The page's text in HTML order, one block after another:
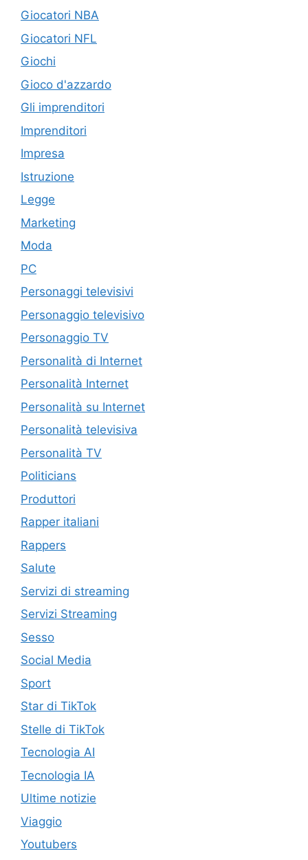
Giocatori NBA
Giocatori NFL
Giochi
Gioco d'azzardo
Gli imprenditori
Imprenditori
Impresa
Istruzione
Legge
Marketing
Moda
PC
Personaggi televisivi
Personaggio televisivo
Personaggio TV
Personalità di Internet
Personalità Internet
Personalità su Internet
Personalità televisiva
Personalità TV
Politicians
Produttori
Rapper italiani
Rappers
Salute
Servizi di streaming
Servizi Streaming
Sesso
Social Media
Sport
Star di TikTok
Stelle di TikTok
Tecnologia AI
Tecnologia IA
Ultime notizie
Viaggio
Youtubers